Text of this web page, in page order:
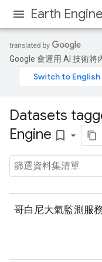
Earth
Google 會運用 AI 技術將
Datasets
Engine bookmark_border
哥白尼大氣監測服